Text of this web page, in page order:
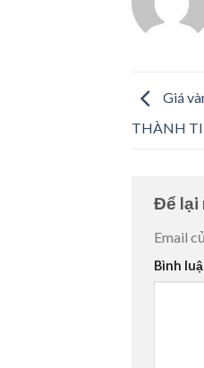
Giá
THÀNH
Để lại
Email
Bình